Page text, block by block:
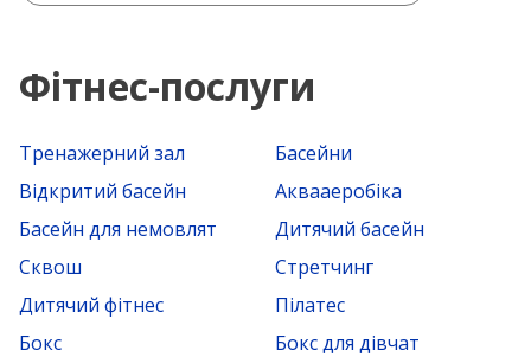
Фітнес-послуги
Тренажерний зал
Басейни
Відкритий басейн
Аквааеробіка
Басейн для немовлят
Дитячий басейн
Сквош
Стретчинг
Дитячий фітнес
Пілатес
Бокс
Бокс для дівчат